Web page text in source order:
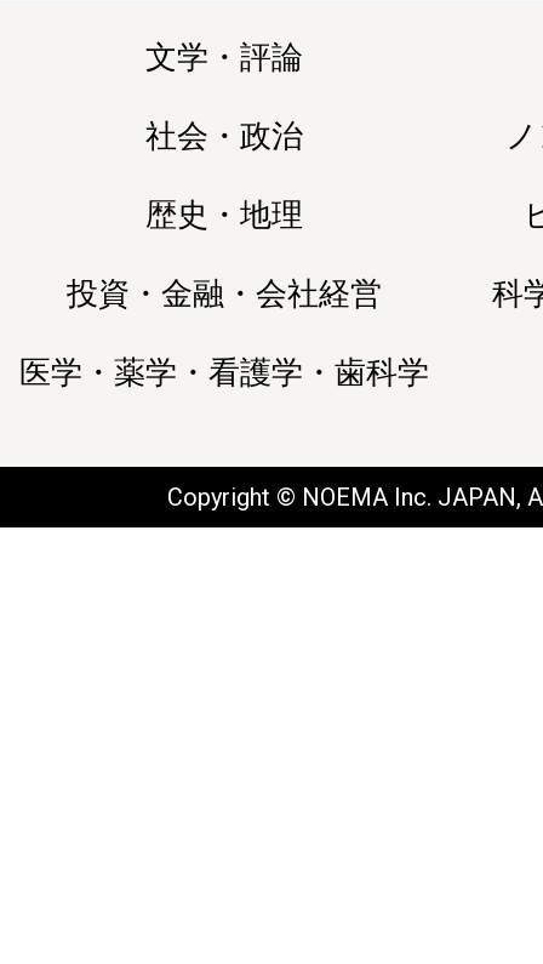
文学・評論
社会・政治
歴史・地理
投資・金融・会社経営 科
医学・薬学・看護学・歯科学
Copyright © NOEMA Inc. JAPAN,